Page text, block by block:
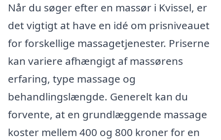
Når du søger efter en massør i Kvissel, er
det vigtigt at have en idé om prisniveauet
for forskellige massagetjenester. Priserne
kan variere afhængigt af massørens
erfaring, type massage og
behandlingslængde. Generelt kan du
forvente, at en grundlæggende massage
koster mellem 400 og 800 kroner for en